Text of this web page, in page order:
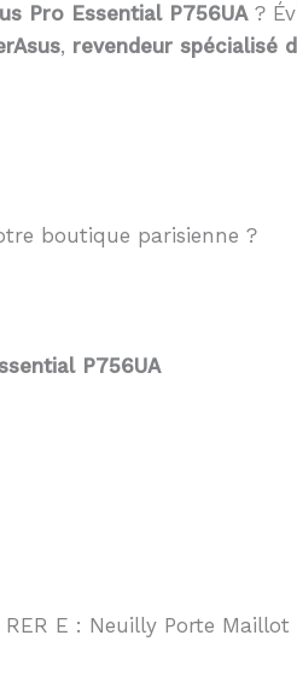
Pro Essential P756UA?
, revendeur spécialisé
boutique parisienne ?
P756UA
E : Neuilly Porte Maillot